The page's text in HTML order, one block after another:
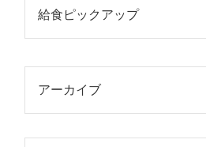
給食ピックアップ
アーカイブ